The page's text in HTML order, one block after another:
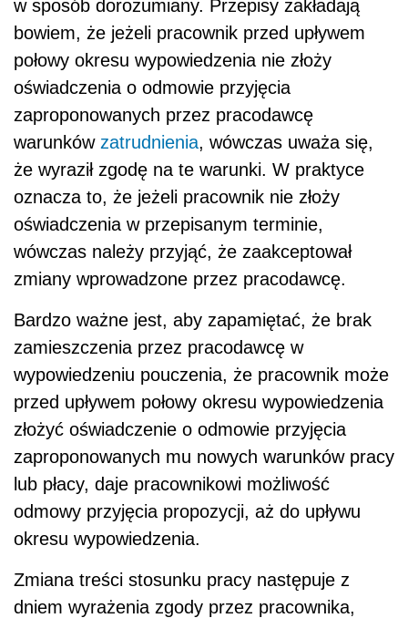
w sposób dorozumiany. Przepisy zakładają
bowiem, że jeżeli pracownik przed upływem
połowy okresu wypowiedzenia nie złoży
oświadczenia o odmowie przyjęcia
zaproponowanych przez pracodawcę
warunków zatrudnienia, wówczas uważa się,
że wyraził zgodę na te warunki. W praktyce
oznacza to, że jeżeli pracownik nie złoży
oświadczenia w przepisanym terminie,
wówczas należy przyjąć, że zaakceptował
zmiany wprowadzone przez pracodawcę.
Bardzo ważne jest, aby zapamiętać, że brak
zamieszczenia przez pracodawcę w
wypowiedzeniu pouczenia, że pracownik może
przed upływem połowy okresu wypowiedzenia
złożyć oświadczenie o odmowie przyjęcia
zaproponowanych mu nowych warunków pracy
lub płacy, daje pracownikowi możliwość
odmowy przyjęcia propozycji, aż do upływu
okresu wypowiedzenia.
Zmiana treści stosunku pracy następuje z
dniem wyrażenia zgody przez pracownika,